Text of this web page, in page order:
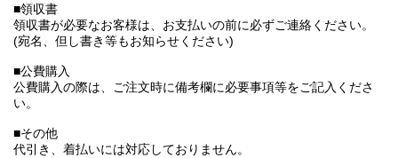
■領収書
領収書が必要なお客様は、お支払いの前に必ずご連絡ください。
(宛名、但し書き等もお知らせください)
■公費購入
公費購入の際は、ご注文時に備考欄に必要事項等をご記入くださ
い。
■その他
代引き、着払いには対応しておりません。